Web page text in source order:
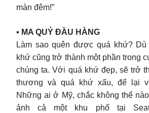
màn đêm!”
▪︎ MA QUỶ ĐẦU HÀNG
Làm sao quên được quá khứ? Dù
khứ cũng trở thành một phần trong
chúng ta. Với quá khứ đẹp, sẽ trở
thương và quá khứ xấu, để lại
Những ai ở Mỹ, chắc không thể
ảnh cả một khu phố tại